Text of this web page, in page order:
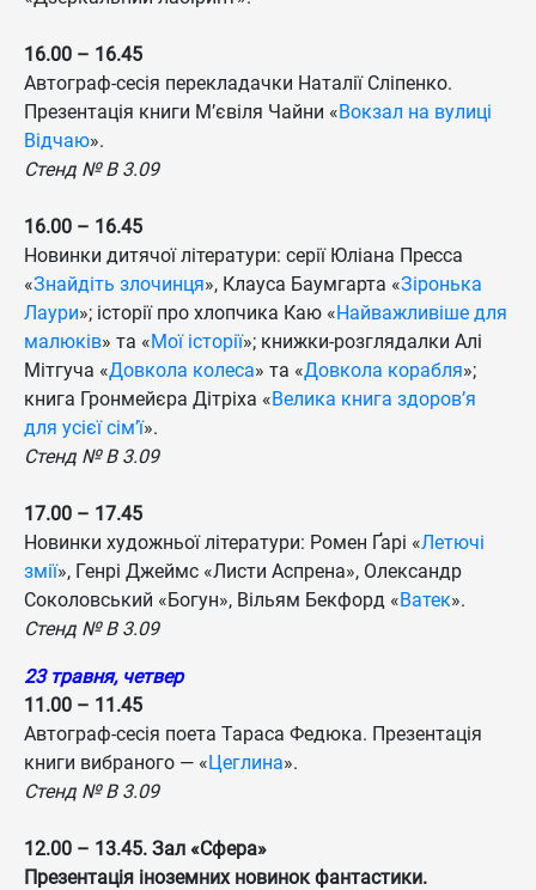
16.00 – 16.45
Автограф-сесія перекладачки Наталії Сліпенко.
Презентація книги М’євіля Чайни «Вокзал на вулиці
Відчаю».
Стенд № B 3.09
16.00 – 16.45
Новинки дитячої літератури: серії Юліана Пресса
«Знайдіть злочинця», Клауса Баумгарта «Зіронька
Лаури»; історії про хлопчика Каю «Найважливіше для
малюків» та «Мої історії»; книжки-розглядалки Алі
Мітгуча «Довкола колеса» та «Довкола корабля»;
книга Гронмейєра Дітріха «Велика книга здоров’я
для усієї сім’ї».
Стенд № B 3.09
17.00 – 17.45
Новинки художньої літератури: Ромен Ґарі «Летючі
змії», Генрі Джеймс «Листи Аспрена», Олександр
Соколовський «Богун», Вільям Бекфорд «Ватек».
Стенд № B 3.09
23 травня, четвер
11.00 – 11.45
Автограф-сесія поета Тараса Федюка. Презентація
книги вибраного — «Цеглина».
Стенд № B 3.09
12.00 – 13.45. Зал «Сфера»
Презентація іноземних новинок фантастики.